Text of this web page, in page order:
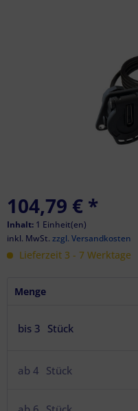
104,79 € *
Inhalt: 1 Einheit(en)
inkl. MwSt. zzgl. Versandkosten
Lieferzeit 3 - 7 Werktage
Menge
bis 3 Stück
ab 4 Stück